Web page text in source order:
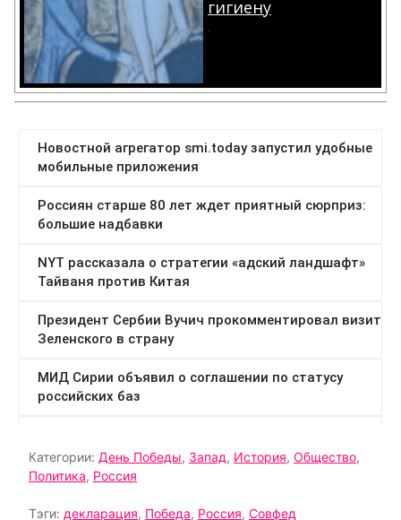
гигиену
.
Категории: День Победы, Запад, История, Общество,
Политика, Россия
Тэги: декларация, Победа, Россия, Совфед